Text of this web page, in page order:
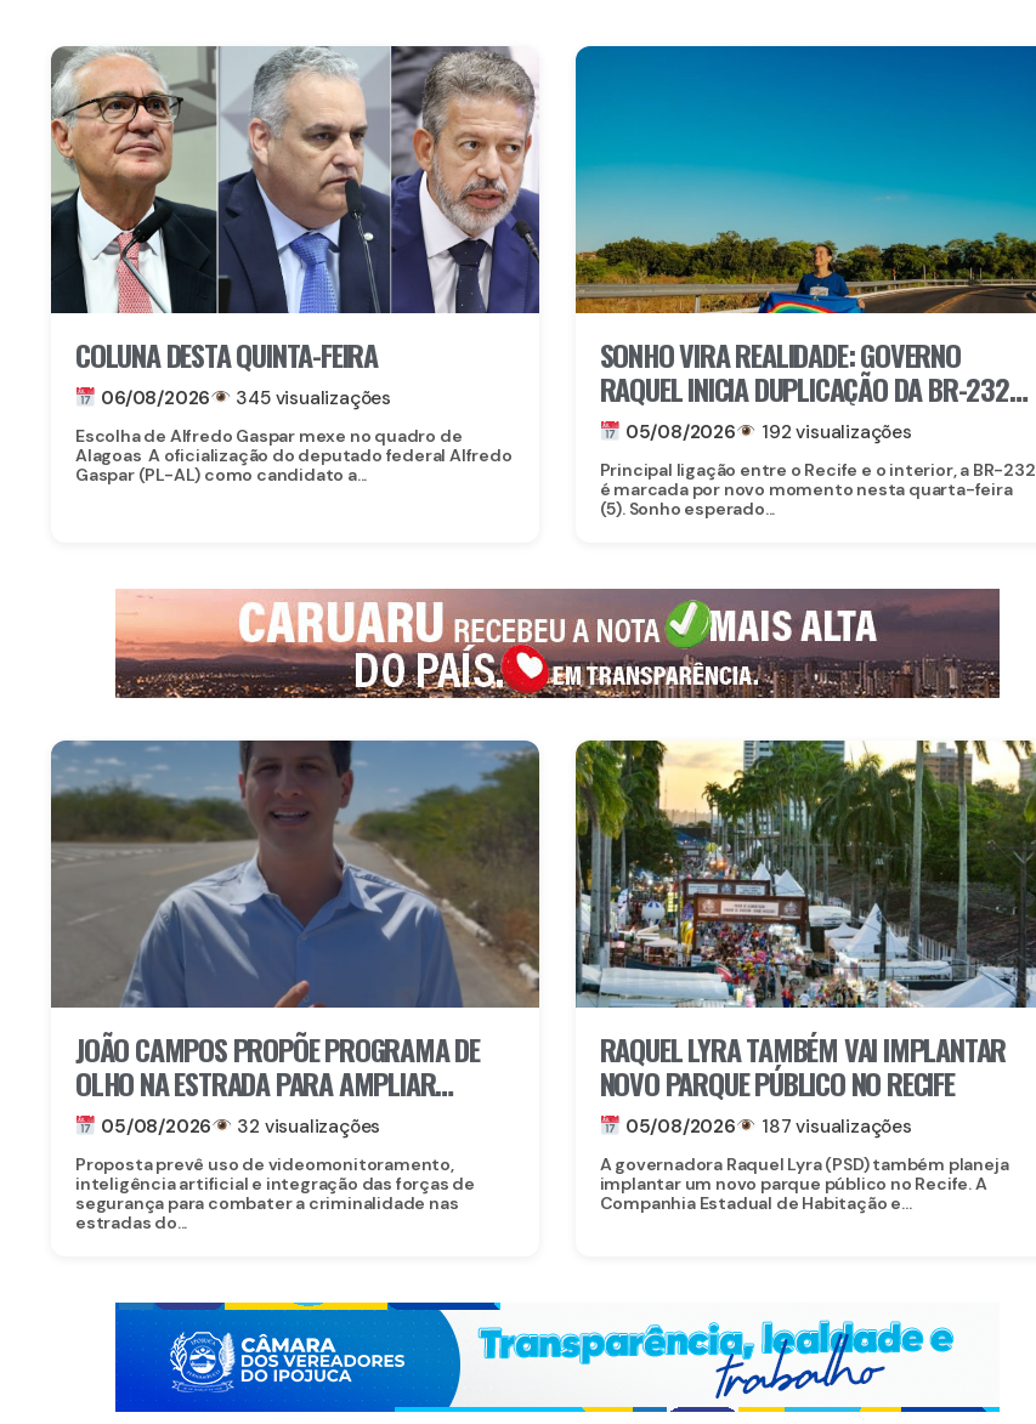
COLUNA DESTA QUINTA-FEIRA
06/08/2026 345 visualizações
Escolha de Alfredo Gaspar mexe no quadro de
Alagoas A oficialização do deputado federal Alfredo
Gaspar (PL-AL) como candidato a...
SONHO VIRA REALIDADE: GOVERNO
RAQUEL INICIA DUPLICAÇÃO DA BR-232
ENTRE SÃO CAETANO E BELO JARDIM
05/08/2026 192 visualizações
Principal ligação entre o Recife e o interior, a BR-232
é marcada por novo momento nesta quarta-feira
(5). Sonho esperado...
JOÃO CAMPOS PROPÕE PROGRAMA DE
OLHO NA ESTRADA PARA AMPLIAR
SEGURANÇA NAS RODOVIAS
05/08/2026 32 visualizações
Proposta prevê uso de videomonitoramento,
inteligência artificial e integração das forças de
segurança para combater a criminalidade nas
estradas do...
RAQUEL LYRA TAMBÉM VAI IMPLANTAR
NOVO PARQUE PÚBLICO NO RECIFE
05/08/2026 187 visualizações
A governadora Raquel Lyra (PSD) também planeja
implantar um novo parque público no Recife. A
Companhia Estadual de Habitação e...